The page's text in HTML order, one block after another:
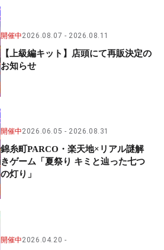
開催中2026.08.07 2026.08.11
【上級編キット】店頭にて再販決定の
お知らせ
開催中2026.06.05 2026.08.31
錦糸町PARCO・楽天地×リアル謎解
きゲーム「夏祭り キミと辿った七つ
の灯り」
開催中2026.04.20